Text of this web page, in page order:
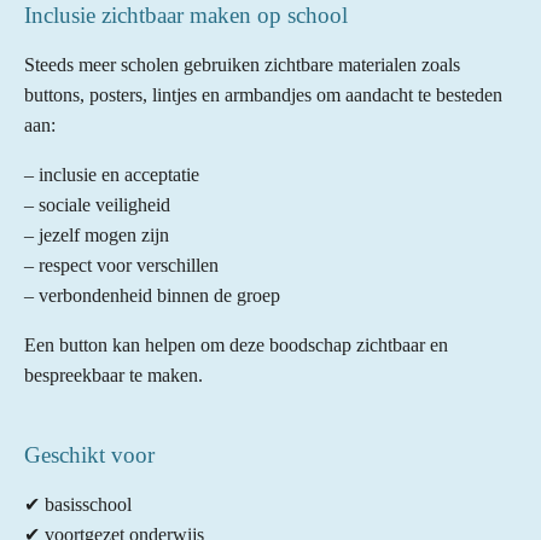
n
Inclusie zichtbaar maken op school
Steeds meer scholen gebruiken zichtbare materialen zoals
buttons, posters, lintjes en armbandjes om aandacht te besteden
aan:
– inclusie en acceptatie
– sociale veiligheid
– jezelf mogen zijn
– respect voor verschillen
– verbondenheid binnen de groep
Een button kan helpen om deze boodschap zichtbaar en
bespreekbaar te maken.
Geschikt voor
✔ basisschool
✔ voortgezet onderwijs